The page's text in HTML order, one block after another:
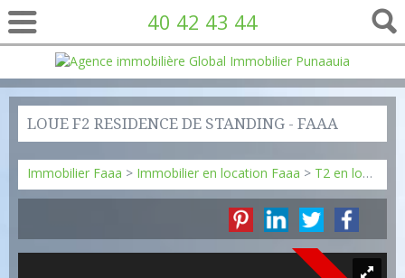
40 42 43 44
LOUE F2 RESIDENCE DE STANDING - FAAA
Immobilier Faaa > Immobilier en location Faaa > T2 en location Faaa